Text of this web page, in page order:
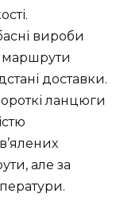
вироби
маршрути
доставки.
ланцюги
але за